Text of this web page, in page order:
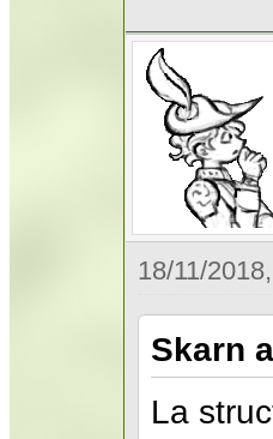
18/11/
Skarn
La